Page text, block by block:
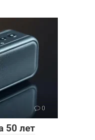
0
50 лет